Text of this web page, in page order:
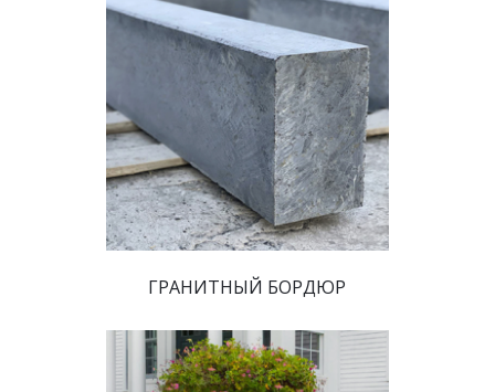
ГРАНИТНЫЙ БОРДЮР